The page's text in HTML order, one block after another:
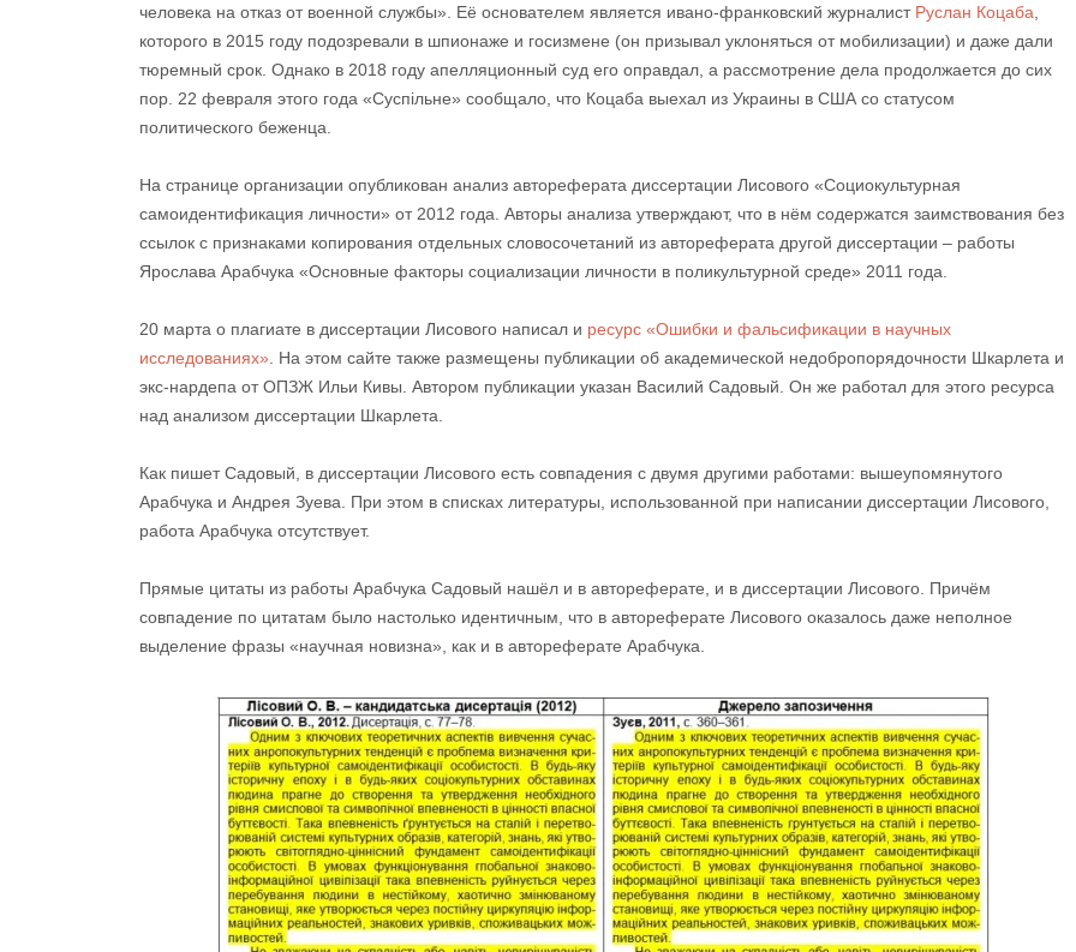
человека на отказ от военной службы». Её основателем является ивано-франковский журналист Руслан Коцаба
которого в 2015 году подозревали в шпионаже и госизмене (он призывал уклоняться от мобилизации) и даже дали
тюремный срок. Однако в 2018 году апелляционный суд его оправдал, а рассмотрение дела продолжается до сих
пор. 22 февраля этого года «Суспільне» сообщало, что Коцаба выехал из Украины в США со статусом
политического беженца.
На странице организации опубликован анализ автореферата диссертации Лисового «Социокультурная
самоидентификация личности» от 2012 года. Авторы анализа утверждают, что в нём содержатся заимствования без
ссылок с признаками копирования отдельных словосочетаний из автореферата другой диссертации – работы
Ярослава Арабчука «Основные факторы социализации личности в поликультурной среде» 2011 года.
20 марта о плагиате в диссертации Лисового написал и ресурс «Ошибки и фальсификации в научных
исследованиях» . На этом сайте также размещены публикации об академической недобропорядочности Шкарлета и
экс-нардепа от ОПЗЖ Ильи Кивы. Автором публикации указан Василий Садовый. Он же работал для этого ресурса
над анализом диссертации Шкарлета.
Как пишет Садовый, в диссертации Лисового есть совпадения с двумя другими работами: вышеупомянутого
Арабчука и Андрея Зуева. При этом в списках литературы, использованной при написании диссертации Лисового,
работа Арабчука отсутствует.
Прямые цитаты из работы Арабчука Садовый нашёл и в автореферате, и в диссертации Лисового. Причём
совпадение по цитатам было настолько идентичным, что в автореферате Лисового оказалось даже неполное
выделение фразы «научная новизна», как и в автореферате Арабчука.